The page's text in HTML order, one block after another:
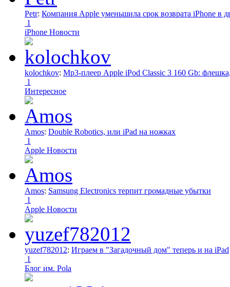
Petr: Компания Apple уменьшила срок возврата iPhone в
1
iPhone Новости
kolochkov: Mp3-плеер Apple iPod Classic 3 160 Gb:
1
Интересное
Amos: Double Robotics, или iPad на ножках
1
Apple Новости
Amos: Samsung Electronics терпит громадные убытки
1
Apple Новости
yuzef782012: Играем в "Загадочный дом" теперь и на iPad
1
Блог им. Pola